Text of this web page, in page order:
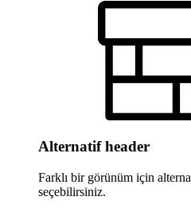
Alternatif header
Farklı bir görünüm için
seçebilirsiniz.